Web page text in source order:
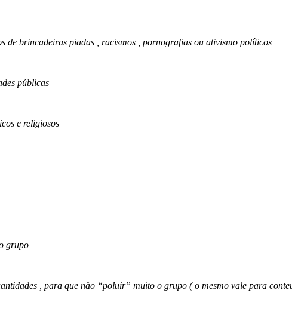
de brincadeiras piadas , racismos , pornografias ou ativismo políticos
públicas
e religiosos
grupo
, para que não “poluir” muito o grupo ( o mesmo vale para